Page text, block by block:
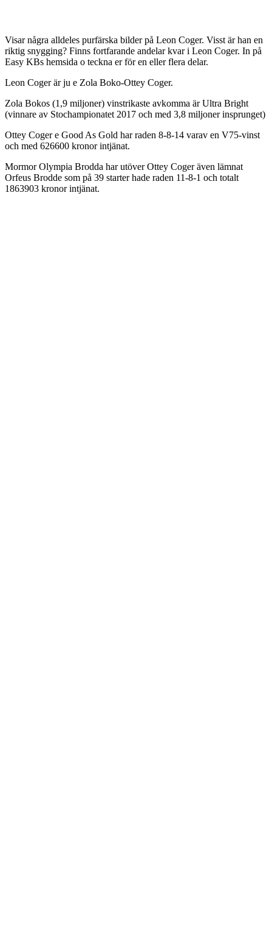
Visar några alldeles purfärska bilder på Leon Coger. Visst är han en
riktig snygging? Finns fortfarande andelar kvar i Leon Coger. In på
Easy KBs hemsida o teckna er för en eller flera delar.
Leon Coger är ju e Zola Boko-Ottey Coger.
Zola Bokos (1,9 miljoner) vinstrikaste avkomma är Ultra Bright
(vinnare av Stochampionatet 2017 och med 3,8 miljoner insprunget)
Ottey Coger e Good As Gold har raden 8-8-14 varav en V75-vinst
och med 626600 kronor intjänat.
Mormor Olympia Brodda har utöver Ottey Coger även lämnat
Orfeus Brodde som på 39 starter hade raden 11-8-1 och totalt
1863903 kronor intjänat.